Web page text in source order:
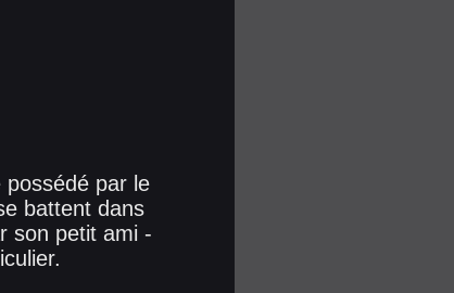
possédé par le
battent dans
son petit ami -